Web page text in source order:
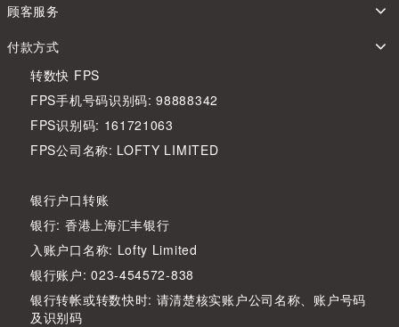
顾客服务
付款方式
转数快 FPS
FPS手机号码识别码: 98888342
FPS识别码: 161721063
FPS公司名称: LOFTY LIMITED
银行户口转账
银行: 香港上海汇丰银行
入账户口名称: Lofty Limited
银行账户: 023-454572-838
银行转帐或转数快时: 请清楚核实账户公司名称、账户号码
及识别码